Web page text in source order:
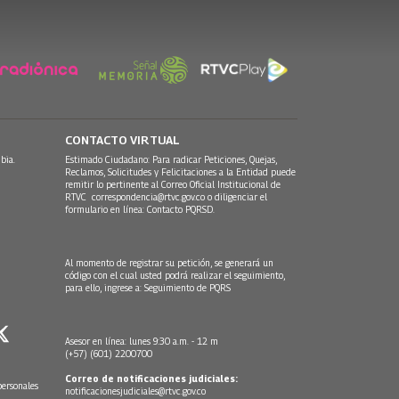
CONTACTO VIRTUAL
Estimado Ciudadano: Para radicar Peticiones, Quejas,
Reclamos, Solicitudes y Felicitaciones a la Entidad puede
remitir lo pertinente al Correo Oficial Institucional de
RTVC correspondencia@rtvc.gov.co o diligenciar el
formulario en línea: Contacto PQRSD.
Al momento de registrar su petición, se generará un
código con el cual usted podrá realizar el seguimiento,
para ello, ingrese a: Seguimiento de PQRS
Asesor en línea: lunes 9:30 a.m. - 12 m
(+57) (601) 2200700
Correo de notificaciones judiciales:
notificacionesjudiciales@rtvc.gov.co